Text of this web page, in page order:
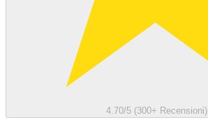
4.70/5 (300+ Recensioni)